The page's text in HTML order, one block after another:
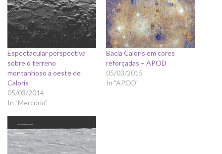
Espectacular perspectiva
sobre o terreno
montanhoso a oeste de
Caloris
05/03/2014
In "Mercúrio"
Bacia Caloris em cores
reforçadas – APOD
05/03/2015
In "APOD"